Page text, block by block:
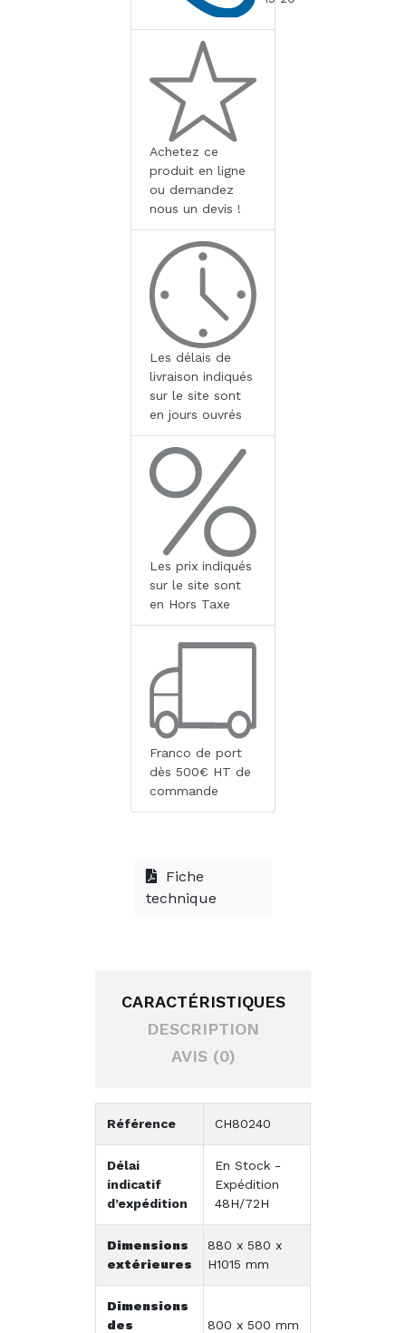
Achetez ce
produit en ligne
ou demandez
nous un devis !
Les délais de
livraison indiqués
sur le site sont
en jours ouvrés
Les prix indiqués
sur le site sont
en Hors Taxe
Franco de port
dès 500€ HT de
commande
Fiche
technique
CARACTÉRISTIQUES
DESCRIPTION
AVIS (0)
Référence CH80240
Délai
indicatif
d’expédition
En Stock -
Expédition
48H/72H
Dimensions
extérieures
880 x 580 x
H1015 mm
Dimensions
des
800 x 500 mm